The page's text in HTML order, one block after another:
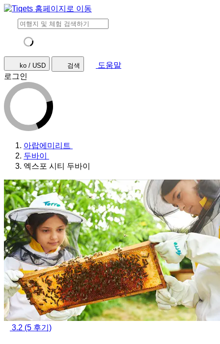
ko / USD 검색
도움말
로그인
아랍에미리트
두바이
엑스포 시티 두바이
3.2 (5 후기)